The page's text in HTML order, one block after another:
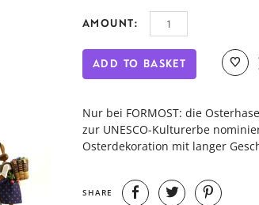
AMOUNT:
ADD TO BASKET
Nur bei FORMOST: die
zur UNESCO-Kulturerbe
Osterdekoration mit langer
SHARE